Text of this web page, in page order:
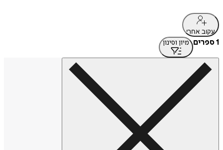
עקוב אחרי
1 ספרים מיון וסינון